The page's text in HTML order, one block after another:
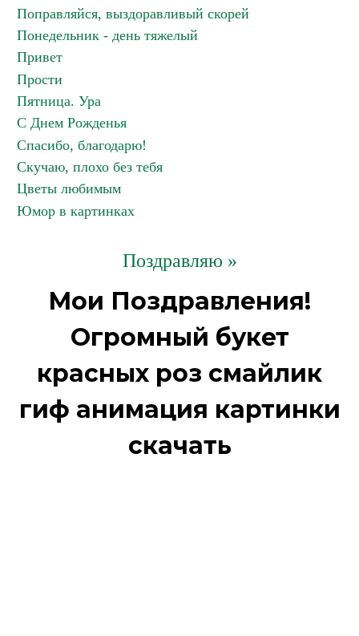
Поправляйся, выздоравливый скорей
Понедельник - день тяжелый
Привет
Прости
Пятница. Ура
С Днем Рожденья
Спасибо, благодарю!
Скучаю, плохо без тебя
Цветы любимым
Юмор в картинках
Поздравляю »
Мои Поздравления!
Огромный букет
красных роз смайлик
гиф анимация картинки
скачать